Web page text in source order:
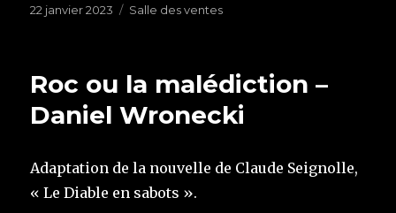
Publié
22 janvier 2023 Étiquettes
Salle des ventes
Roc ou la malédiction –
Daniel Wronecki
Adaptation de la nouvelle de Claude Seignolle,
« Le Diable en sabots ».